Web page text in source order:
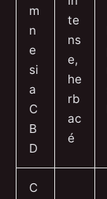
m
n
e
si
a
C
B
D
te
ns
e,
he
rb
ac
é
C